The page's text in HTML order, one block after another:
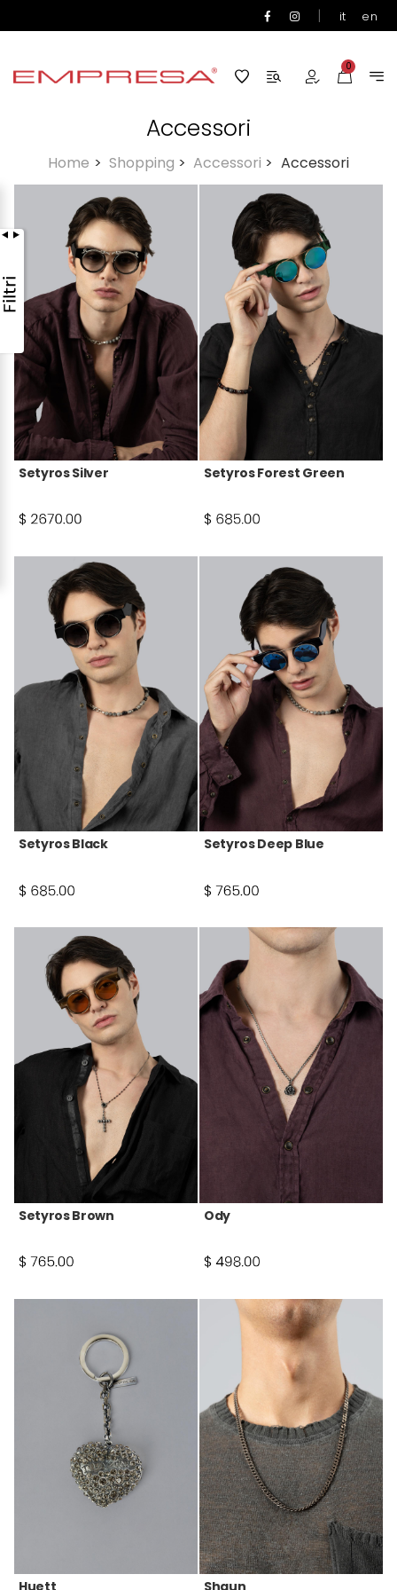
| it en
0
Accessori
Home > Shopping > Accessori > Accessori
Setyros Silver Setyros Forest Green
Setyros Black Setyros Deep Blue
Setyros Brown Ody
Huett Shaun